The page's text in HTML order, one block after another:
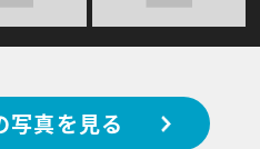
写真を見る